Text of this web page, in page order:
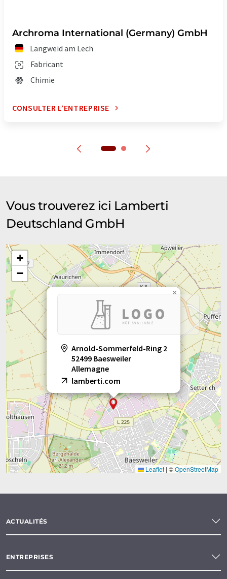
Archroma International (Germany) GmbH
Langweid am Lech
Fabricant
Chimie
CONSULTER L’ENTREPRISE
Vous trouverez ici Lamberti
Deutschland GmbH
Arnold-Sommerfeld-Ring 2
52499 Baesweiler
Allemagne
lamberti.com
×
+
−
Leaflet | ©OpenStreetMap
ACTUALITÉS
ENTREPRISES